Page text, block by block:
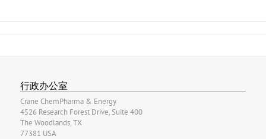
行政办公室
Crane ChemPharma & Energy
4526 Research Forest Drive, Suite 400
The Woodlands, TX
77381 USA